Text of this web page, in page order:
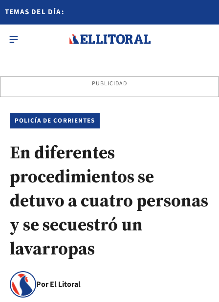
TEMAS DEL DÍA:
PUBLICIDAD
POLICÍA DE CORRIENTES
En diferentes
procedimientos se
detuvo a cuatro personas
y se secuestró un
lavarropas
Por El Litoral